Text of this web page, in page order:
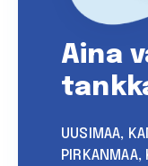
Aina
UUSIMAA,
PIRKANMAA,